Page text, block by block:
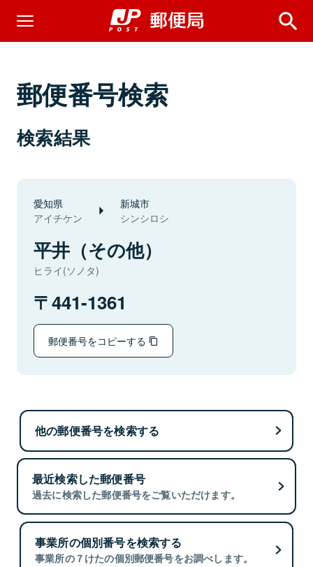
郵便番号検索
検索結果
愛知県
アイチケン
新城市
シンシロシ
平井（その他）
ヒライ(ソノタ)
441-1361
郵便番号をコピーする
他の郵便番号を検索する
最近検索した郵便番号
過去に検索した郵便番号をご覧いただけます。
事業所の個別番号を検索する
事業所の７けたの個別郵便番号をお調べします。